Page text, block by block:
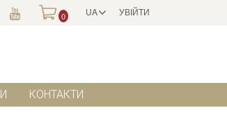
УВІЙТИ
UA
0
КОНТАКТИ